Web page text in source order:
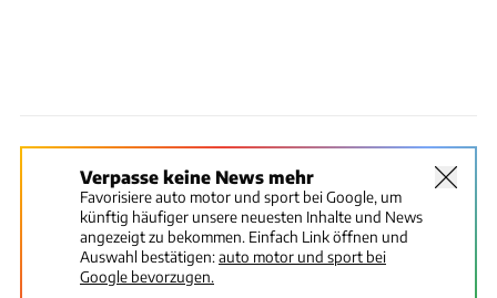
Verpasse keine News mehr
Favorisiere auto motor und sport bei Google, um
künftig häufiger unsere neuesten Inhalte und News
angezeigt zu bekommen. Einfach Link öffnen und
Auswahl bestätigen:auto motor und sport bei
Google bevorzugen.